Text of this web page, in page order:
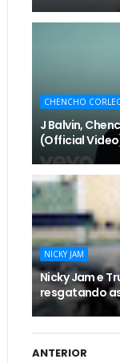
CHENCHO
J Balvin,
(Official
NICKY JAM
Nicky Jam e
resgatando
ANTERIOR